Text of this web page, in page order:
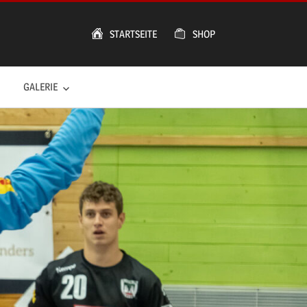
STARTSEITE SHOP
GALERIE